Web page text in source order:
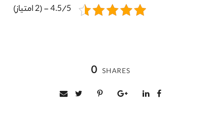
4.5/5 - (2 امتیاز)
0 SHARES